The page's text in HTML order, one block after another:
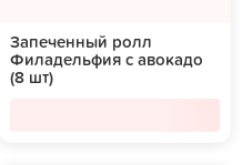
Запеченный ролл
Филадельфия с авокадо
(8 шт)